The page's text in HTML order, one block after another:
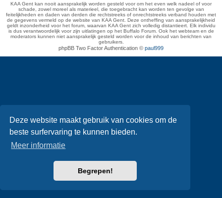
Deze website maakt gebruik van cookies om de
beste surfervaring te kunnen bieden.
Meer informatie
Begrepen!
KAA Gent kan nooit aansprakelijk worden gesteld voor om het even welk nadeel of voor
schade, zowel moreel als materieel, die toegebracht kan worden ten gevolge van
feitelijkheden en daden van derden die rechtstreeks of onrechtstreeks verband houden met
de gegevens vermeld op de website van KAA Gent. Deze ontheffing van aansprakelijkheid
geldt inzonderheid voor het forum, waarvan KAA Gent zich volledig distantieert. Elk individu
is dus verantwoordelijk voor zijn uitlatingen op het Buffalo Forum. Ook het webteam en de
moderators kunnen niet aansprakelijk gesteld worden voor de inhoud van berichten van
gebruikers.
phpBB Two Factor Authentication © paul999